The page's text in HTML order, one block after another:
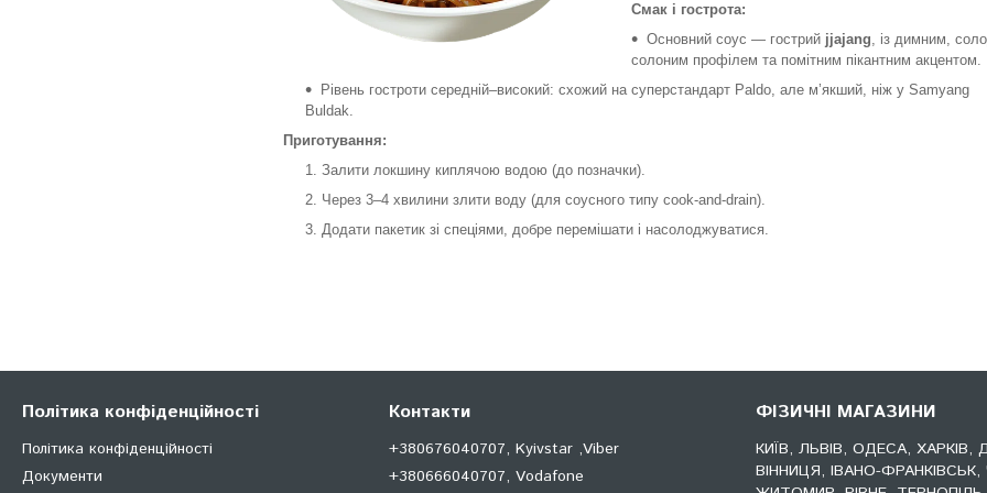
Смак і гострота:
Основний соус — гострий jjajang, із димним,
солоним профілем та помітним пікантним акцентом.
Рівень гостроти середній–високий: схожий на суперстандарт Paldo, але м’якший, ніж у Samyang
Buldak.
Приготування:
Залити локшину киплячою водою (до позначки).
Через 3–4 хвилини злити воду (для соусного типу cook-and-drain).
Додати пакетик зі спеціями, добре перемішати і насолоджуватися.
Політика конфіденційності
Політика конфіденційності
Документи
Контакти
+380676040707, Kyivstar ,Viber
+380666040707, Vodafone
ФІЗИЧНІ МАГАЗИНИ
КИЇВ, ЛЬВІВ, ОДЕСА, ХАРКІВ,
ВІННИЦЯ, ІВАНО-ФРАНКІВСЬК,